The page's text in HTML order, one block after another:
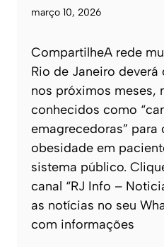
março 10, 2026
CompartilheA rede
Rio de Janeiro
nos próximos meses,
conhecidos como
emagrecedoras” para
obesidade em
sistema público.
canal “RJ Info –
as notícias no seu
com informações